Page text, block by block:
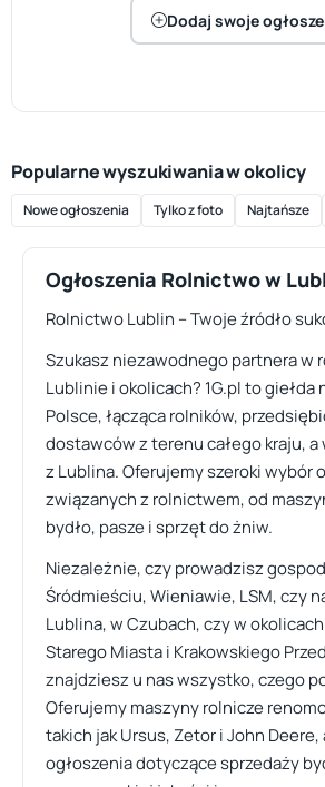
Dodaj swoje
Popularne wyszukiwania w okolicy
Nowe ogłoszenia Tylko z foto Najtańsze
Ogłoszenia Rolnictwo w
Rolnictwo Lublin – Twoje źródło
Szukasz niezawodnego partnera w
Lublinie i okolicach? 1G.pl to giełda
Polsce, łącząca rolników,
dostawców z terenu całego kraju,
z Lublina. Oferujemy szeroki wybór
związanych z rolnictwem, od
bydło, pasze i sprzęt do żniw.
Niezależnie, czy prowadzisz
Śródmieściu, Wieniawie, LSM, czy
Lublina, w Czubach, czy w
Starego Miasta i Krakowskiego
znajdziesz u nas wszystko, czego
Oferujemy maszyny rolnicze
takich jak Ursus, Zetor i John Deere,
ogłoszenia dotyczące sprzedaży